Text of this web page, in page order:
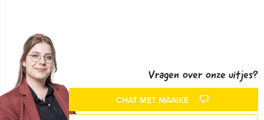
Vragen over onze uitjes?
CHAT MET MAAIKE